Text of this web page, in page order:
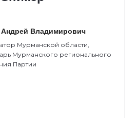
Владимирович
Мурманской области,
Мурманского регионального
Партии